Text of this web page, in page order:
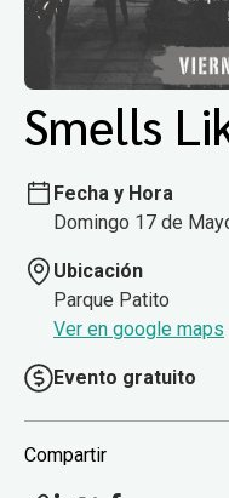
Smells
Fecha y Hora
Domingo 17 de
Ubicación
Parque Patito
Ver en google maps
Evento gratuito
Compartir